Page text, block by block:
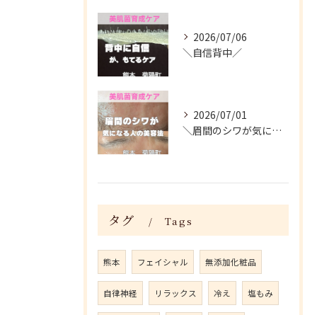
2026/07/06
＼自信背中／
2026/07/01
＼眉間のシワが気になる人がやってる美容法／
タグ Tags
熊本 フェイシャル 無添加化粧品
自律神経 リラックス 冷え 塩もみ